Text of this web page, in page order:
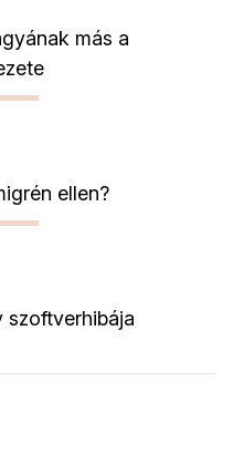
más a
ellen?
szoftverhibája